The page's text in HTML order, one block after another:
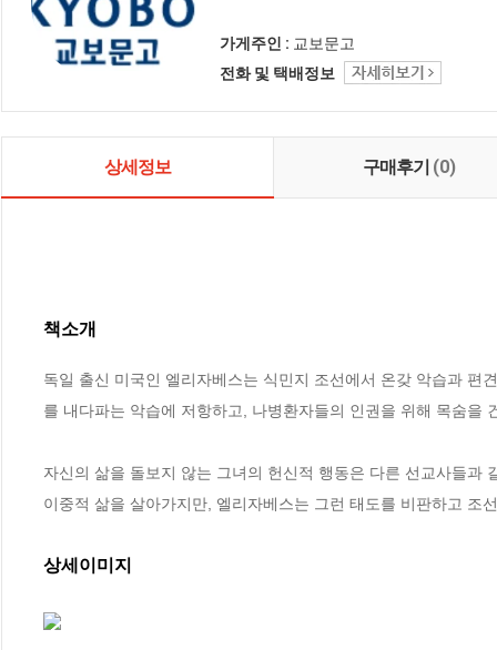
가게주인 : 교보문고
전화 및 택배정보
상세정보 구매후기 (0)
책소개
독일 출신 미국인 엘리자베스는 식민지 조선에서 온갖 악습과 편
를 내다파는 악습에 저항하고, 나병환자들의 인권을 위해 목숨을
자신의 삶을 돌보지 않는 그녀의 헌신적 행동은 다른 선교사들과
이중적 삶을 살아가지만, 엘리자베스는 그런 태도를 비판하고 조
상세이미지